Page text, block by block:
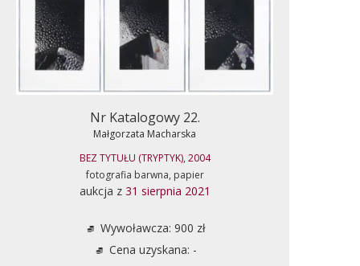
Nr Katalogowy 22.
Małgorzata Macharska
BEZ TYTUŁU (TRYPTYK), 2004
fotografia barwna, papier
aukcja z 31 sierpnia 2021
Wywoławcza: 900 zł
Cena uzyskana: -